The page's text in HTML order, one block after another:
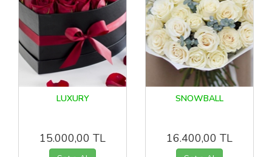
LUXURY
15.000,00 TL
SNOWBALL
16.400,00 TL